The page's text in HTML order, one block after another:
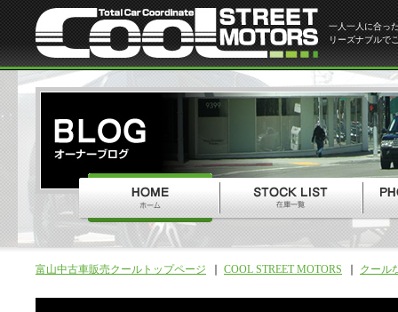
一人一人に合っ
リーズナブルで
富山中古車販売クールトップページ COOL STREET MOTORS クール